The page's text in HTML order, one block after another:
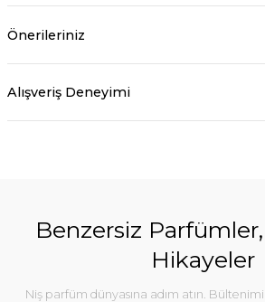
Önerileriniz
Alışveriş Deneyimi
Benzersiz
Hikayeler
Niş parfüm dünyasına adım atın.